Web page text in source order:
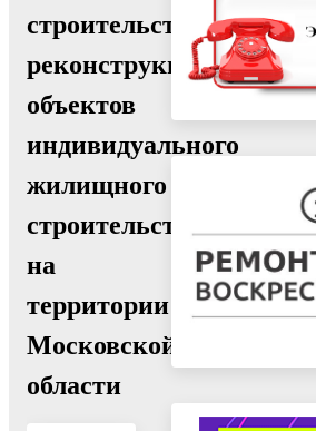
строительства,
реконструкции
объектов
индивидуального
жилищного
строительства
на
территории
Московской
области